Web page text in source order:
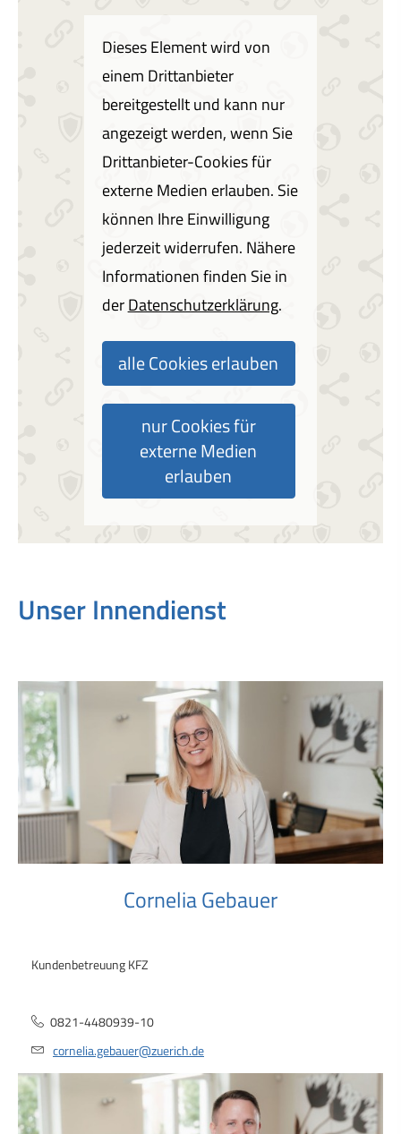
Dieses Element wird von
einem Drittanbieter
bereitgestellt und kann nur
angezeigt werden, wenn Sie
Drittanbieter-Cookies für
externe Medien erlauben. Sie
können Ihre Einwilligung
jederzeit widerrufen. Nähere
Informationen finden Sie in
derDatenschutzerklärung.
alle Cookies erlauben
nur Cookies für
externe Medien
erlauben
Unser Innendienst
Cornelia Gebauer
Kundenbetreuung KFZ
0821-4480939-10
cornelia.gebauer@zuerich.de